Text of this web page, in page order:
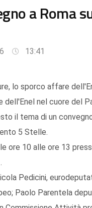
a Roma
13:41
lo sporco affare
dell'Enel nel cuore del
il tema di un
5 Stelle.
ore 10 alle ore 13
Pedicini,
Paolo Parentela